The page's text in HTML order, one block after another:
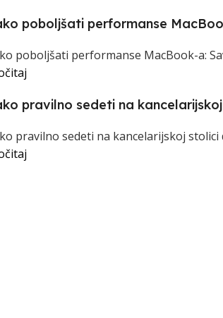
poboljšati performanse
poboljšati performanse MacBook-a:
pravilno sedeti na
pravilno sedeti na kancelarijskoj